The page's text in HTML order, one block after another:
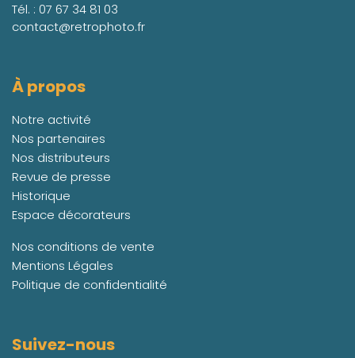
Tél. : 07 67 34 81 03
contact@retrophoto.fr
À propos
Notre activité
Nos partenaires
Nos distributeurs
Revue de presse
Historique
Espace décorateurs
Nos conditions de vente
Mentions Légales
Politique de confidentialité
Suivez-nous